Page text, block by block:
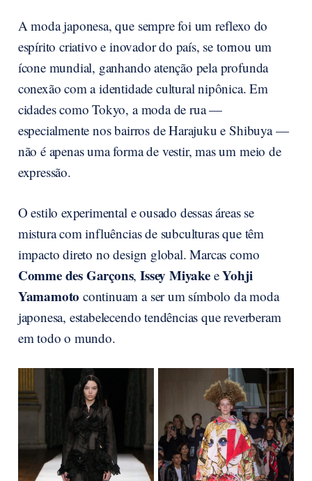
A moda japonesa, que sempre foi um reflexo do
espírito criativo e inovador do país, se tornou um
ícone mundial, ganhando atenção pela profunda
conexão com a identidade cultural nipônica. Em
cidades como Tokyo, a moda de rua —
especialmente nos bairros de Harajuku e Shibuya —
não é apenas uma forma de vestir, mas um meio de
expressão.
O estilo experimental e ousado dessas áreas se
mistura com influências de subculturas que têm
impacto direto no design global. Marcas como
Comme des Garçons,Issey MiyakeeYohji
Yamamoto continuam a ser um símbolo da moda
japonesa, estabelecendo tendências que reverberam
em todo o mundo.